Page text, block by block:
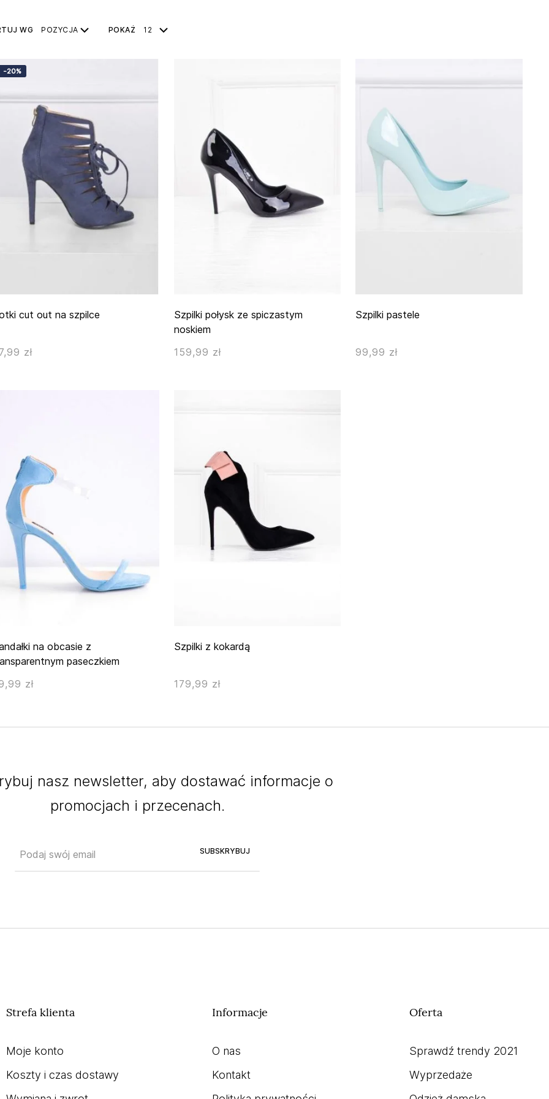
WG POZYCJA POKAŻ 12
-20%
cut out na szpilce
zł
Szpilki połysk ze spiczastym
noskiem
159,99 zł
Szpilki pastele
99,99 zł
na obcasie z
paseczkiem
zł
Szpilki z kokardą
179,99 zł
nasz newsletter, aby dostawać informacje o
promocjach i przecenach.
SUBSKRYBUJ
Strefa klienta
Moje konto
Koszty i czas dostawy
Informacje
O nas
Kontakt
Oferta
Sprawdź trendy 2021
Wyprzedaże